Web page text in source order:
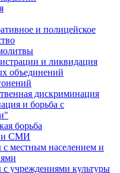
и полицейское
и ликвидация
объединений
дискриминация
и борьба с
борьба
и СМИ
местным населением и
учреждениями культуры